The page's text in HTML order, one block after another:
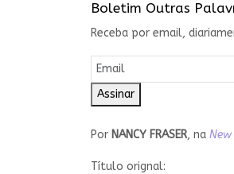
Boletim Outras
Receba por email,
Assinar
Por NANCY FRASER, na New
Título orignal: